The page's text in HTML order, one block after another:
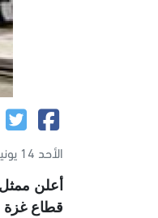
الأحد 14 يونيو 2026 11:26 م
أعلن
قطاع غزة